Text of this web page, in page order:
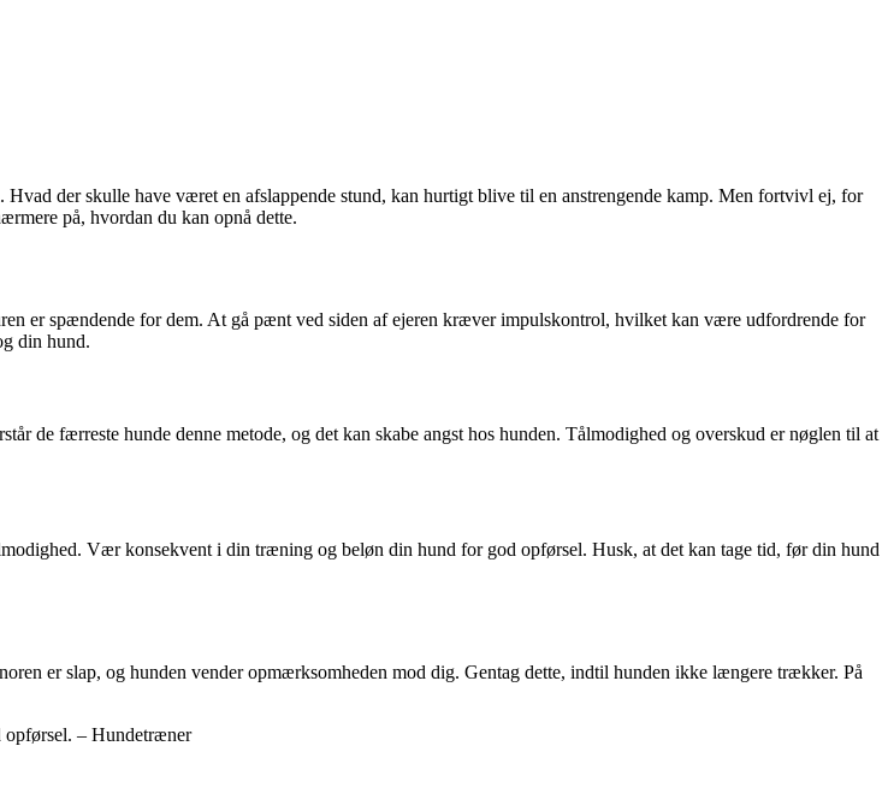
der skulle have været en afslappende stund, kan hurtigt blive til en anstrengende kamp. Men fortvivl ej, for
på, hvordan du kan opnå dette.
er spændende for dem. At gå pænt ved siden af ejeren kræver impulskontrol, hvilket kan være udfordrende for
din hund.
de færreste hunde denne metode, og det kan skabe angst hos hunden. Tålmodighed og overskud er nøglen til at
Vær konsekvent i din træning og beløn din hund for god opførsel. Husk, at det kan tage tid, før din hund
er slap, og hunden vender opmærksomheden mod dig. Gentag dette, indtil hunden ikke længere trækker. På
– Hundetræner